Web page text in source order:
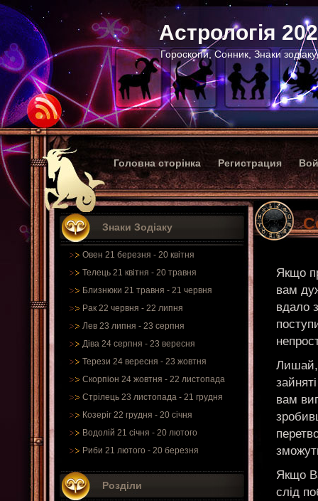
Астрологія
Гороскопи, Сонник, Знаки
Головна сторінка Регистрация
Знаки Зодіаку
Овен 21 березня - 20 квітня
Телець 21 квітня - 20 травня
Близнюки 21 травня - 21 червня
Рак 22 червня - 22 липня
Лев 23 липня - 23 серпня
Діва 24 серпня - 23 вересня
Терези 24 вересня - 23 жовтня
Скорпіон 24 жовтня - 22 листопада
Стрілець 23 листопада - 21 грудня
Козеріг 22 грудня - 20 січня
Водолій 21 січня - 20 лютого
Риби 21 лютого - 20 березня
Розділи
Якщо
вам
вдало
Лишай,
вам
Якщо
слід